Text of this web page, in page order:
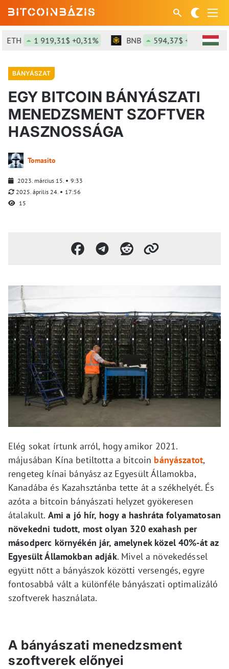
1 919,31$ +0,31% BNB 594,37$ +0,82%
BÁNYÁSZAT
EGY BITCOIN BÁNYÁSZATI
MENEDZSMENT SZOFTVER
HASZNOSSÁGA
Tomasito
2023. március 15.
9:33
2025. április 24.
17:56
15
Elég sokat írtunk arról, hogy amikor 2021.
májusában Kína betiltotta a bitcoin bányászatot,
rengeteg kínai bányász az Egyesült Államokba,
Kanadába és Kazahsztánba tette át a székhelyét. És
azóta a bitcoin bányászati helyzet gyökeresen
átalakult. Ami a jó hír, hogy a hashráta folyamatosan
növekedni tudott, most olyan 320 exahash per
másodperc környékén jár, amelynek közel 40%-át az
Egyesült Államokban adják. Mivel a növekedéssel
együtt nőtt a bányászok közötti versengés, egyre
fontosabbá vált a különféle bányászati optimalizáló
szoftverek használata.
A bányászati menedzsment
szoftverek előnyei